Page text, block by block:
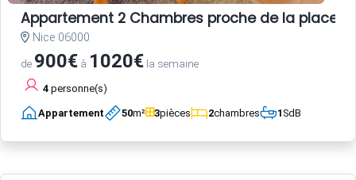
Appartement 2 Chambres proche de la place
Nice 06000
de 900€ à 1020€ la semaine
4 personne(s)
Appartement 50m² 3pièces 2chambres 1SdB